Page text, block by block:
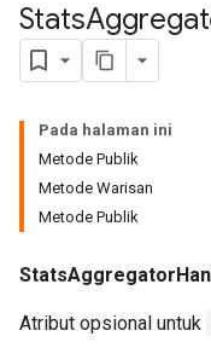
Stats
Pada halaman ini
Metode Publik
Metode Warisan
Metode Publik
Atribut opsional untuk